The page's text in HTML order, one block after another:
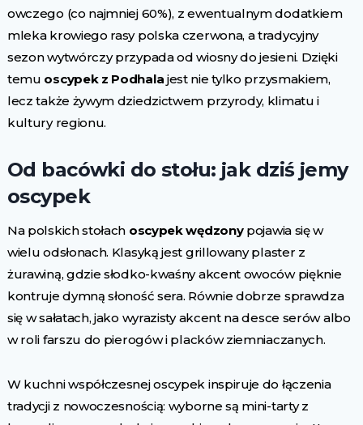
owczego (co najmniej 60%), z ewentualnym dodatkiem
mleka krowiego rasy polska czerwona, a tradycyjny
sezon wytwórczy przypada od wiosny do jesieni. Dzięki
temu oscypek z Podhala jest nie tylko przysmakiem,
lecz także żywym dziedzictwem przyrody, klimatu i
kultury regionu.
Od bacówki do stołu: jak dziś jemy
oscypek
Na polskich stołach oscypek wędzonypojawia się w
wielu odsłonach. Klasyką jest grillowany plaster z
żurawiną, gdzie słodko-kwaśny akcent owoców pięknie
kontruje dymną słoność sera. Równie dobrze sprawdza
się w sałatach, jako wyrazisty akcent na desce serów albo
w roli farszu do pierogów i placków ziemniaczanych.
W kuchni współczesnej oscypek inspiruje do łączenia
tradycji z nowoczesnością: wyborne są mini-tarty z